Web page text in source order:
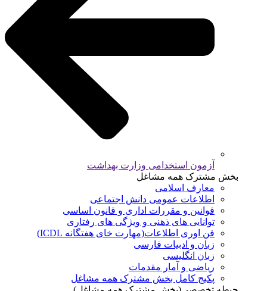
آزمون استخدامی وزارت بهداشت
بخش مشترک همه مشاغل
معارف اسلامی
اطلاعات عمومی دانش اجتماعی
قوانین و مقررات اداری و قانون اساسی
توانایی های ذهنی و ویژگی های رفتاری
فن اوری اطلاعات(مهارت خای هفتگانه ICDL)
زبان و ادبیات فارسی
زبان انگلیسی
ریاضی و آمار مقدمات
پکیج کامل بخش مشترک همه مشاغل